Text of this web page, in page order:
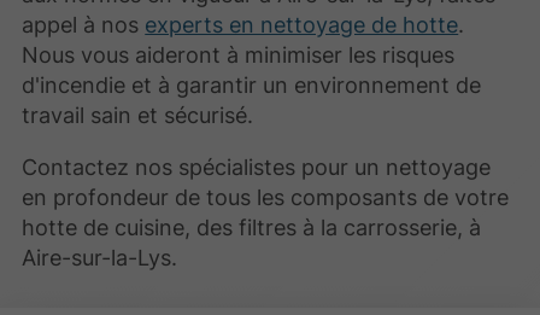
appel à nos experts en nettoyage de hotte.
Nous vous aideront à minimiser les risques
d'incendie et à garantir un environnement de
travail sain et sécurisé.
Contactez nos spécialistes pour un nettoyage
en profondeur de tous les composants de votre
hotte de cuisine, des filtres à la carrosserie, à
Aire-sur-la-Lys.